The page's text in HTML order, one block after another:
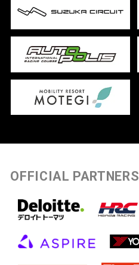
OFFICIAL PARTNERS